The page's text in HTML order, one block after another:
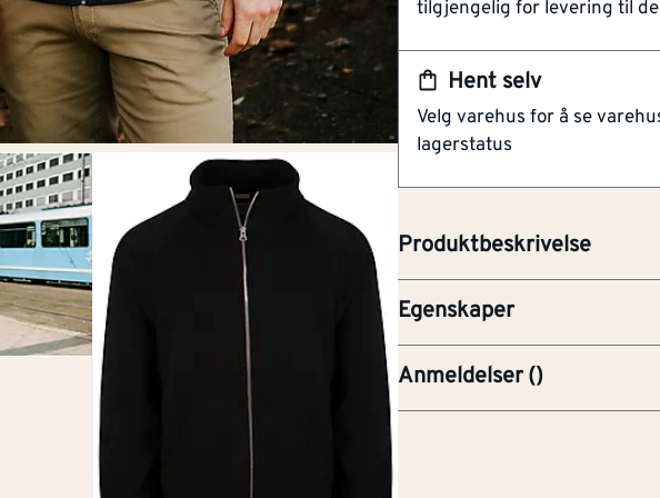
Hent selv
Velg varehus for å se
lagerstatus
tilgjengelig for levering til
Produktbeskrivelse
Produsert av 65% bomull
Vår klassiske unisex
menn og kvinner. Denne
kvalitet og funksjonalitet.
du føle deg både varm og
Egenskaper
Anmeldelser()